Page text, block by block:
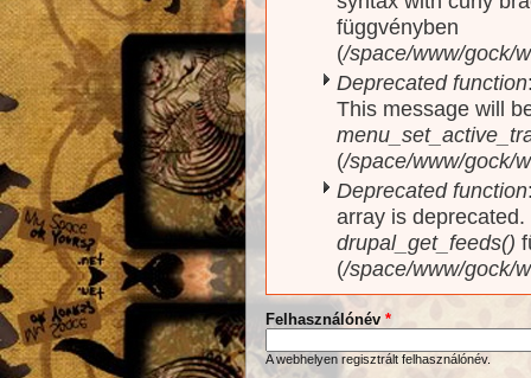
függvényben
(/space/www/gock/
Deprecated function
This message will
(/space/www/gock/
Deprecated function
array is
drupal_get_feeds()
(/space/www/gock/
Felhasználónév *
A webhelyen regisztrált felhasználónév.